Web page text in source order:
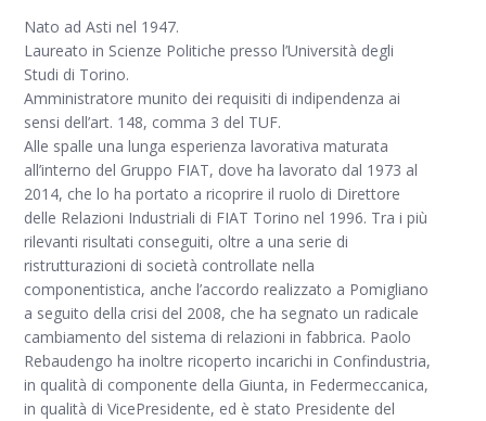
Nato ad Asti nel 1947.
Laureato in Scienze Politiche presso l’Università degli
Studi di Torino.
Amministratore munito dei requisiti di indipendenza ai
sensi dell’art. 148, comma 3 del TUF.
Alle spalle una lunga esperienza lavorativa maturata
all’interno del Gruppo FIAT, dove ha lavorato dal 1973 al
2014, che lo ha portato a ricoprire il ruolo di Direttore
delle Relazioni Industriali di FIAT Torino nel 1996. Tra i più
rilevanti risultati conseguiti, oltre a una serie di
ristrutturazioni di società controllate nella
componentistica, anche l’accordo realizzato a Pomigliano
a seguito della crisi del 2008, che ha segnato un radicale
cambiamento del sistema di relazioni in fabbrica. Paolo
Rebaudengo ha inoltre ricoperto incarichi in Confindustria,
in qualità di componente della Giunta, in Federmeccanica,
in qualità di VicePresidente, ed è stato Presidente del